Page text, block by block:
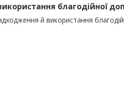
благодійної
й використання